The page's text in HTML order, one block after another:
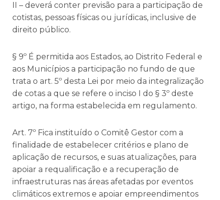
II – deverá conter previsão para a participação de
cotistas, pessoas físicas ou jurídicas, inclusive de
direito público.
§ 9º É permitida aos Estados, ao Distrito Federal e
aos Municípios a participação no fundo de que
trata o art. 5º desta Lei por meio da integralização
de cotas a que se refere o inciso I do § 3º deste
artigo, na forma estabelecida em regulamento.
Art. 7º Fica instituído o Comitê Gestor com a
finalidade de estabelecer critérios e plano de
aplicação de recursos, e suas atualizações, para
apoiar a requalificação e a recuperação de
infraestruturas nas áreas afetadas por eventos
climáticos extremos e apoiar empreendimentos